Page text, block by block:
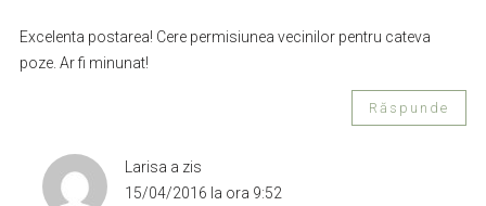
Excelenta postarea! Cere permisiunea vecinilor pentru cateva
poze. Ar fi minunat!
Răspunde
Larisa a zis
15/04/2016 la ora 9:52